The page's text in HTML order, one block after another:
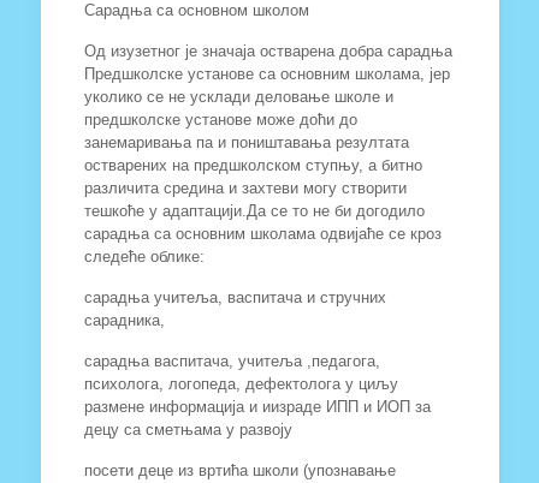
Сарадња са основном школом
Од изузетног је значаја остварена добра сарадња
Предшколске установе са основним школама, јер
уколико се не усклади деловање школе и
предшколске установе може доћи до
занемаривања па и поништавања резултата
остварених на предшколском ступњу, а битно
различита средина и захтеви могу створити
тешкоће у адаптацији.Да се то не би догодило
сарадња са основним школама одвијаће се кроз
следеће облике:
сарадња учитеља, васпитача и стручних
сарадника,
сарадња васпитача, учитеља ,педагога,
психолога, логопеда, дефектолога у циљу
размене информација и иизраде ИПП и ИОП за
децу са сметњама у развоју
посети деце из вртића школи (упознавање